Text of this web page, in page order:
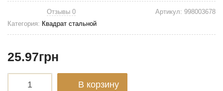
Отзывы 0 Артикул: 998003678
Категория: Квадрат стальной
25.97грн
В корзину